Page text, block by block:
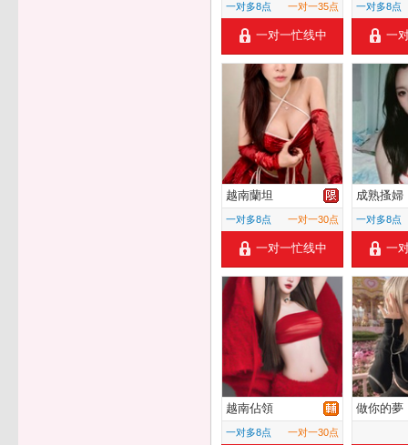
一对多8点 一对一35点
一对一忙线中
一对多8点
一
越南蘭坦
一对多8点 一对一30点
一对一忙线中
成熟搔婦
一对多8点
一
越南佔領
一对多8点 一对一30点
做你的夢